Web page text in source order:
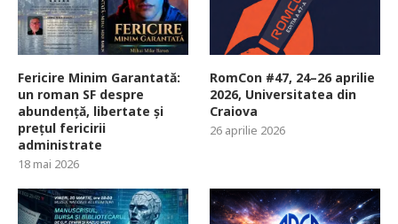
Fericire Minim Garantată:
un roman SF despre
abundență, libertate și
prețul fericirii
administrate
18 mai 2026
RomCon #47, 24–26 aprilie
2026, Universitatea din
Craiova
26 aprilie 2026